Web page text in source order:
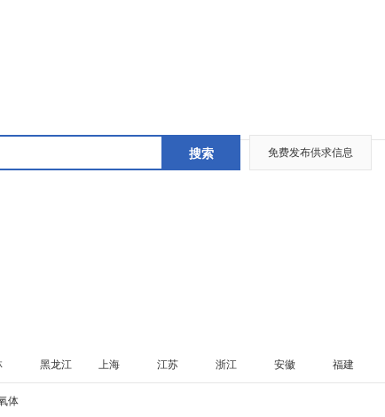
免费发布供求信息
黑龙江 上海 江苏 浙江 安徽 福建
体